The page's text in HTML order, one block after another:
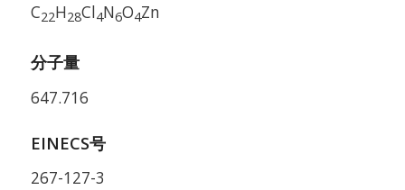
C22H28Cl4N6O4Zn
分子量
647.716
EINECS号
267-127-3